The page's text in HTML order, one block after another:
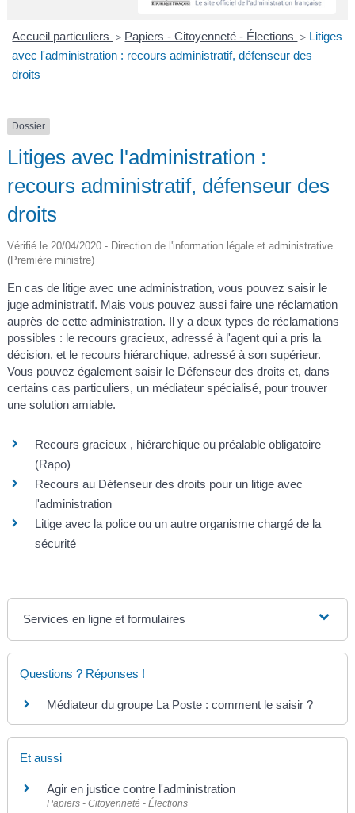
Accueil particuliers > Papiers - Citoyenneté - Élections > Litiges
avec l'administration : recours administratif, défenseur des
droits
Dossier
Litiges avec l'administration :
recours administratif, défenseur des
droits
Vérifié le 20/04/2020 - Direction de l'information légale et administrative
(Première ministre)
En cas de litige avec une administration, vous pouvez saisir le
juge administratif. Mais vous pouvez aussi faire une réclamation
auprès de cette administration. Il y a deux types de réclamations
possibles : le recours gracieux, adressé à l'agent qui a pris la
décision, et le recours hiérarchique, adressé à son supérieur.
Vous pouvez également saisir le Défenseur des droits et, dans
certains cas particuliers, un médiateur spécialisé, pour trouver
une solution amiable.
Recours gracieux , hiérarchique ou préalable obligatoire
(Rapo)
Recours au Défenseur des droits pour un litige avec
l'administration
Litige avec la police ou un autre organisme chargé de la
sécurité
Services en ligne et formulaires
Questions ? Réponses !
Médiateur du groupe La Poste : comment le saisir ?
Et aussi
Agir en justice contre l'administration
Papiers - Citoyenneté - Élections